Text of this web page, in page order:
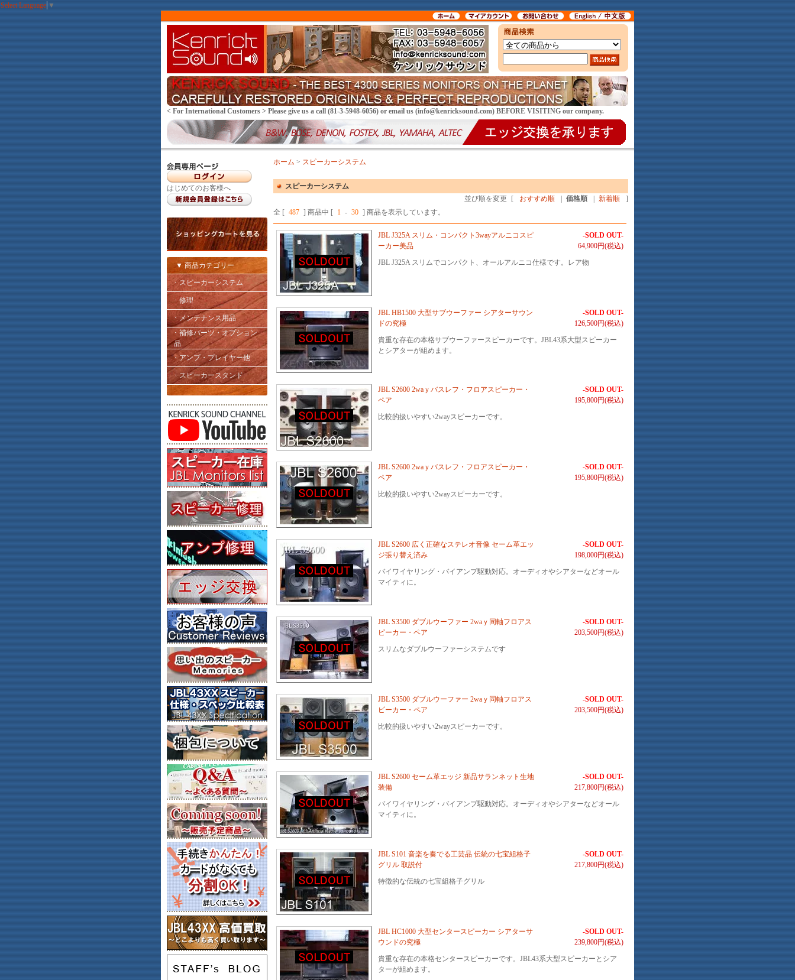
Select Language ▼
< For International Customers > Please give us a call (81-3-5948-6056) or email us (info@kenricksound.com) BEFORE VISITING our company.
はじめてのお客様へ
▼ 商品カテゴリー
･ スピーカーシステム
･ 修理
･ メンテナンス用品
･ 補修パーツ・オプション
品
･ アンプ・プレイヤー他
･ スピーカースタンド
ホーム > スピーカーシステム
スピーカーシステム
並び順を変更
[ おすすめ順 価格順 新着順
]
全 [ 487 ] 商品中 [ 1 - 30 ] 商品を表示しています。
-SOLD OUT-
64,900円(税込)
JBL J325A スリム・コンパクト3wayアルニコスピ
ーカー美品
JBL J325A スリムでコンパクト、オールアルニコ仕様です。レア物
-SOLD OUT-
126,500円(税込)
JBL HB1500 大型サブウーファー シアターサウン
ドの究極
貴重な存在の本格サブウーファースピーカーです。JBL43系大型スピーカー
とシアターが組めます。
-SOLD OUT-
195,800円(税込)
JBL S2600 2waｙバスレフ・フロアスピーカー・
ペア
比較的扱いやすい2wayスピーカーです。
-SOLD OUT-
195,800円(税込)
JBL S2600 2waｙバスレフ・フロアスピーカー・
ペア
比較的扱いやすい2wayスピーカーです。
-SOLD OUT-
198,000円(税込)
JBL S2600 広く正確なステレオ音像 セーム革エッ
ジ張り替え済み
バイワイヤリング・バイアンプ駆動対応。オーディオやシアターなどオール
マイティに。
-SOLD OUT-
203,500円(税込)
JBL S3500 ダブルウーファー 2waｙ同軸フロアス
ピーカー・ペア
スリムなダブルウーファーシステムです
-SOLD OUT-
203,500円(税込)
JBL S3500 ダブルウーファー 2waｙ同軸フロアス
ピーカー・ペア
比較的扱いやすい2wayスピーカーです。
-SOLD OUT-
217,800円(税込)
JBL S2600 セーム革エッジ 新品サランネット生地
装備
バイワイヤリング・バイアンプ駆動対応。オーディオやシアターなどオール
マイティに。
-SOLD OUT-
217,800円(税込)
JBL S101 音楽を奏でる工芸品 伝統の七宝組格子
グリル 取説付
特徴的な伝統の七宝組格子グリル
-SOLD OUT-
239,800円(税込)
JBL HC1000 大型センタースピーカー シアターサ
ウンドの究極
貴重な存在の本格センタースピーカーです。JBL43系大型スピーカーとシア
ターが組めます。